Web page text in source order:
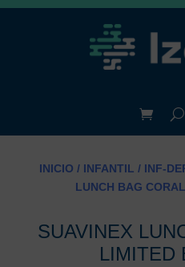
INICIO / INFANTIL / INF-
LUNCH BAG
SUAVINEX
LIMITED